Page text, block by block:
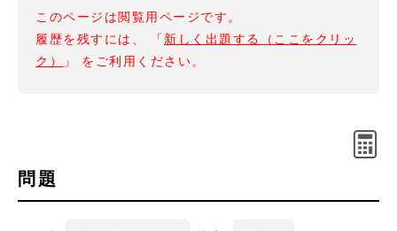
このページは閲覧用ページです。
履歴を残すには、 「 新しく出題する（ここをクリッ
ク）
」 をご利用ください。
問題